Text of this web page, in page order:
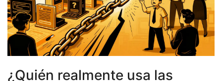
¿Quién realmente usa las